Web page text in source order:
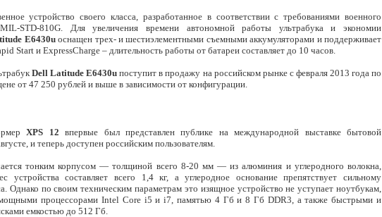
устройство своего класса, разработанное в соответствии с требованиями военного
STD-810G. Для увеличения времени автономной работы ультрабука и экономии
E6430uоснащен трех- и шестиэлементными съемными аккумуляторами и поддерживает
Start и ExpressCharge – длительность работы от батареи составляет до 10 часов.
Dell Latitude E6430u поступит в продажу на российском рынке с февраля 2013 года по
от 47 250 рублей и выше в зависимости от конфигурации.
XPS 12 впервые был представлен публике на международной выставке бытовой
и теперь доступен российским пользователям.
тонким корпусом — толщиной всего 8-20 мм — из алюминия и углеродного волокна,
устройства составляет всего 1,4 кг, а углеродное основание препятствует сильному
Однако по своим техническим параметрам это изящное устройство не уступает ноутбукам,
процессорами Intel Core i5 и i7, памятью 4 Гб и 8 Гб DDR3, а также быстрыми и
емкостью до 512 Гб.